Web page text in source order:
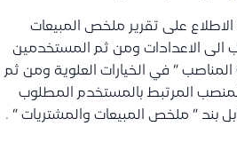
على تقرير ملخص المبيعات
الى الاعدادات ومن ثم المستخدمين
” في الخيارات العلوية ومن ثم
المرتبط بالمستخدم المطلوب
بند ” ملخص المبيعات والمشتريات ” .